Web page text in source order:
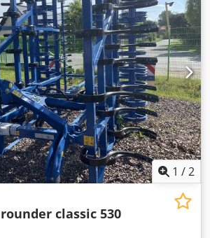
1 /2
classic 530